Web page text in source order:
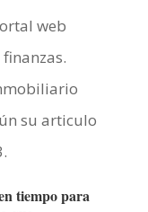
web
su articulo
tiempo para